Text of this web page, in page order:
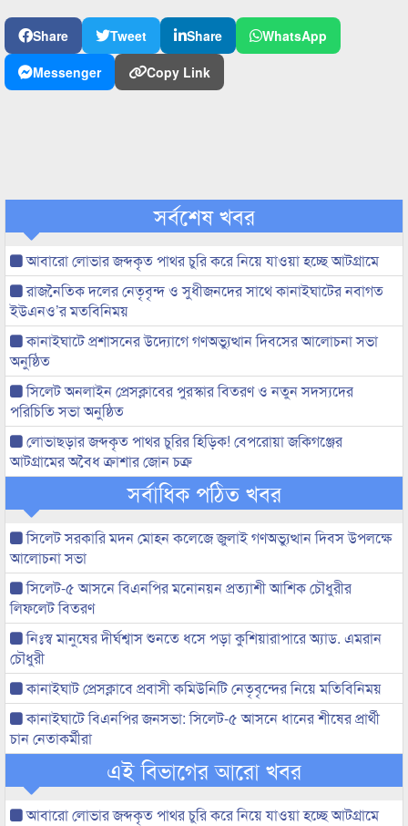
Share Tweet Share
WhatsApp
Messenger
Copy Link
সর্বশেষ খবর
আবারো লোভার জব্দকৃত পাথর চুরি করে নিয়ে যাওয়া হচ্ছে আটগ্রামে
রাজনৈতিক দলের নেতৃবৃন্দ ও সুধীজনদের সাথে কানাইঘাটের নবাগত
ইউএনও’র মতবিনিময়
কানাইঘাটে প্রশাসনের উদ্যোগে গণঅভ্যুত্থান দিবসের আলোচনা সভা
অনুষ্ঠিত
সিলেট অনলাইন প্রেসক্লাবের পুরস্কার বিতরণ ও নতুন সদস্যদের
পরিচিতি সভা অনুষ্ঠিত
লোভাছড়ার জব্দকৃত পাথর চুরির হিড়িক! বেপরোয়া জকিগঞ্জের
আটগ্রামের অবৈধ ক্রাশার জোন চক্র
সর্বাধিক পঠিত খবর
সিলেট সরকারি মদন মোহন কলেজে জুলাই গণঅভ্যুত্থান দিবস উপলক্ষে
আলোচনা সভা
সিলেট-৫ আসনে বিএনপির মনোনয়ন প্রত্যাশী আশিক চৌধুরীর
লিফলেট বিতরণ
নিঃস্ব মানুষের দীর্ঘশ্বাস শুনতে ধসে পড়া কুশিয়ারাপারে অ্যাড. এমরান
চৌধুরী
কানাইঘাট প্রেসক্লাবে প্রবাসী কমিউনিটি নেতৃবৃন্দের নিয়ে মতিবিনিময়
কানাইঘাটে বিএনপির জনসভা: সিলেট-৫ আসনে ধানের শীষের প্রার্থী
চান নেতাকর্মীরা
এই বিভাগের আরো খবর
আবারো লোভার জব্দকৃত পাথর চুরি করে নিয়ে যাওয়া হচ্ছে আটগ্রামে